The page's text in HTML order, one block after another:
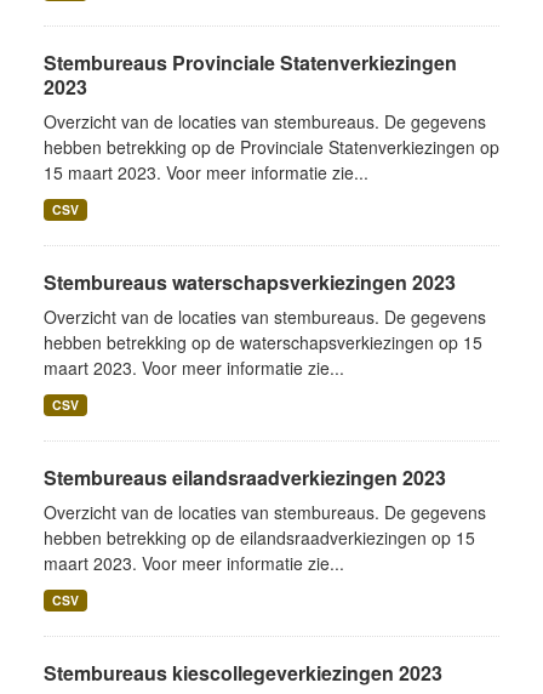
Stembureaus Provinciale Statenverkiezingen
2023
Overzicht van de locaties van stembureaus. De gegevens
hebben betrekking op de Provinciale Statenverkiezingen op
15 maart 2023. Voor meer informatie zie...
CSV
Stembureaus waterschapsverkiezingen 2023
Overzicht van de locaties van stembureaus. De gegevens
hebben betrekking op de waterschapsverkiezingen op 15
maart 2023. Voor meer informatie zie...
CSV
Stembureaus eilandsraadverkiezingen 2023
Overzicht van de locaties van stembureaus. De gegevens
hebben betrekking op de eilandsraadverkiezingen op 15
maart 2023. Voor meer informatie zie...
CSV
Stembureaus kiescollegeverkiezingen 2023